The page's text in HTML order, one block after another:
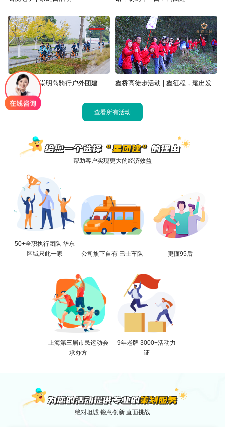
中国外运 | 崇明岛骑行户外团建 鑫桥高徒步活动 | 鑫征程，耀出发
查看所有活动
帮助客户实现更大的经济效益
50+全职执行团队 华东
区域只此一家
公司旗下自有 巴士车队 更懂95后
上海第三届市民运动会
承办方
9年老牌 3000+活动力
证
绝对坦诚 锐意创新 直面挑战